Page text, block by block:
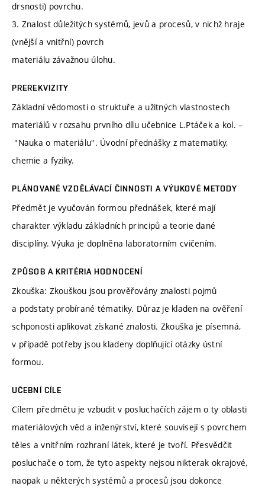
drsnosti) povrchu.
3. Znalost důležitých systémů, jevů a procesů, v nichž hraje
(vnější a vnitřní) povrch
materiálu závažnou úlohu.
PREREKVIZITY
Základní vědomosti o struktuře a užitných vlastnostech
materiálů v rozsahu prvního dílu učebnice L.Ptáček a kol. –
"Nauka o materiálu". Úvodní přednášky z matematiky,
chemie a fyziky.
PLÁNOVANÉ VZDĚLÁVACÍ ČINNOSTI A VÝUKOVÉ METODY
Předmět je vyučován formou přednášek, které mají
charakter výkladu základních principů a teorie dané
disciplíny. Výuka je doplněna laboratorním cvičením.
ZPŮSOB A KRITÉRIA HODNOCENÍ
Zkouška: Zkouškou jsou prověřovány znalosti pojmů
a podstaty probírané tématiky. Důraz je kladen na ověření
schponosti aplikovat získané znalosti. Zkouška je písemná,
v případě potřeby jsou kladeny doplňující otázky ústní
formou.
UČEBNÍ CÍLE
Cílem předmětu je vzbudit v posluchačích zájem o ty oblasti
materiálových věd a inženýrství, které souvisejí s povrchem
těles a vnitřním rozhraní látek, které je tvoří. Přesvědčit
posluchače o tom, že tyto aspekty nejsou nikterak okrajové,
naopak u některých systémů a procesů jsou dokonce